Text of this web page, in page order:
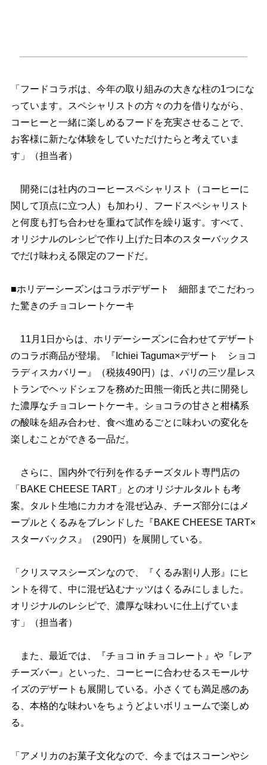
「フードコラボは、今年の取り組みの大きな柱の1つにな
っています。スペシャリストの方々の力を借りながら、
コーヒーと一緒に楽しめるフードを充実させることで、
お客様に新たな体験をしていただけたらと考えていま
す」（担当者）
開発には社内のコーヒースペシャリスト（コーヒーに
関して頂点に立つ人）も加わり、フードスペシャリスト
と何度も打ち合わせを重ねて試作を繰り返す。すべて、
オリジナルのレシピで作り上げた日本のスターバックス
でだけ味わえる限定のフードだ。
■ホリデーシーズンはコラボデザート 細部までこだわっ
た驚きのチョコレートケーキ
11月1日からは、ホリデーシーズンに合わせてデザート
のコラボ商品が登場。『Ichiei Taguma×デザート ショコ
ラディスカバリー』（税抜490円）は、パリの三ツ星レス
トランでヘッドシェフを務めた田熊一衛氏と共に開発し
た濃厚なチョコレートケーキ。ショコラの甘さと柑橘系
の酸味を組み合わせ、食べ進めるごとに味わいの変化を
楽しむことができる一品だ。
さらに、国内外で行列を作るチーズタルト専門店の
「BAKE CHEESE TART」とのオリジナルタルトも考
案。タルト生地にカカオを混ぜ込み、チーズ部分にはメ
ープルとくるみをブレンドした『BAKE CHEESE TART×
スターバックス』（290円）を展開している。
「クリスマスシーズンなので、『くるみ割り人形』にヒ
ントを得て、中に混ぜ込むナッツはくるみにしました。
オリジナルのレシピで、濃厚な味わいに仕上げていま
す」（担当者）
また、最近では、『チョコ in チョコレート』や『レア
チーズバー』といった、コーヒーに合わせるスモールサ
イズのデザートも展開している。小さくても満足感のあ
る、本格的な味わいをちょうどよいボリュームで楽しめ
る。
「アメリカのお菓子文化なので、今まではスコーンやシ